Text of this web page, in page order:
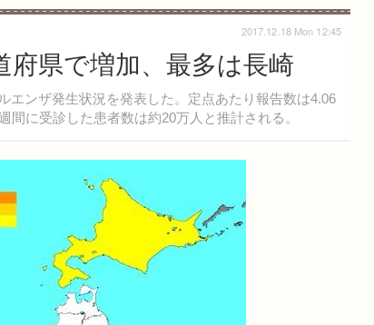
府県で増加、最多は長崎
ンザ発生状況を発表した。定点あたり報告数は4.06
に受診した患者数は約20万人と推計される。
2017.12.18 Mon 12:45